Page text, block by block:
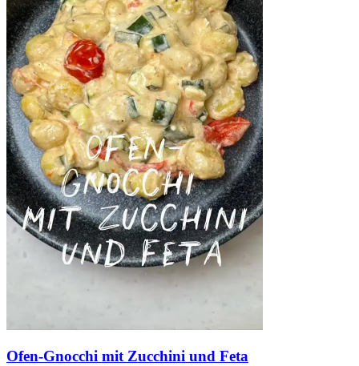
Ofen-Gnocchi mit Zucchini und Feta